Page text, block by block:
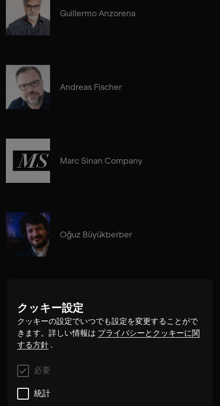
クッキー設定
クッキーの設定でいつでも設定を変更することがで
きます。詳しい情報は プライバシーとクッキーに関
する方針 .
必要
統計
Guillermo Anzorena
Andreas Fischer
Marc Sinan Company
Oğuz Büyükberber
Daniel Eichholz